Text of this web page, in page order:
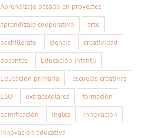
Aprendizaje basado en proyectos
aprendizaje cooperativo
arte
bachillerato
ciencia
creatividad
docentes
Educación Infantil
Educación primaria
escuelas creativas
ESO
extraescolares
formación
gamificación
Inglés
innovación
innovación educativa